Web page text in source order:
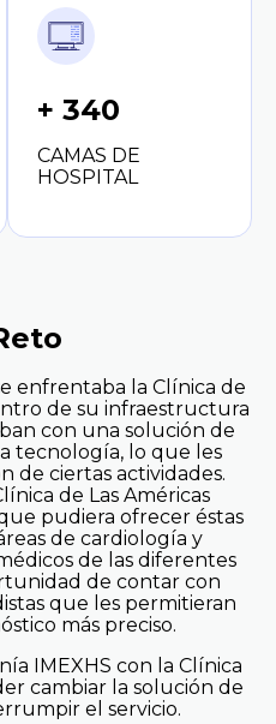
+ 340
CAMAS DE
HOSPITAL
enfrentaba la Clínica de
de su infraestructura
con una solución de
tecnología, lo que les
de ciertas actividades.
de Las Américas
pudiera ofrecer éstas
de cardiología y
de las diferentes
de contar con
que les permitieran
más preciso.
IMEXHS con la Clínica
cambiar la solución de
el servicio.